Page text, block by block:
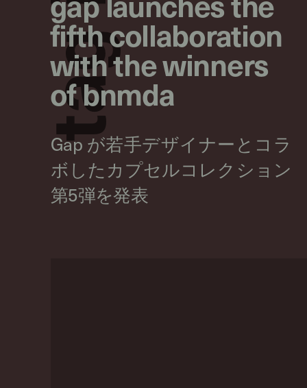
t
a
g
fifth collaboration
with the winners
of bnmda